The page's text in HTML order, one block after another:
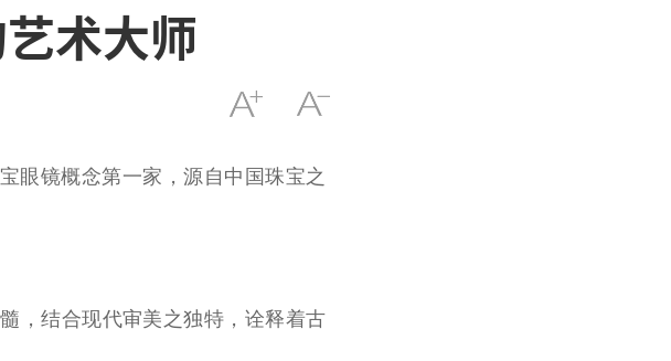
术大师
眼镜概念第一家，源自中国珠宝之
，结合现代审美之独特，诠释着古